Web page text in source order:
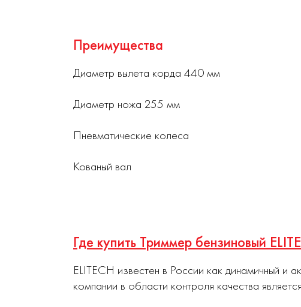
Преимущества
Диаметр вылета корда 440 мм
Диаметр ножа 255 мм
Пневматические колеса
Кованый вал
Где купить Триммер бензиновый
ELITECH известен в России как динамичный и
компании в области контроля качества